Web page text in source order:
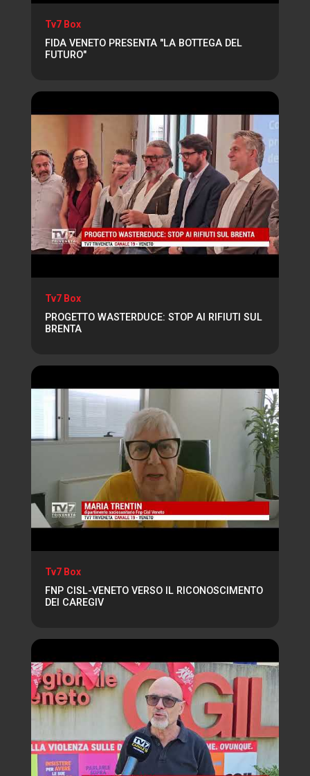
Tv7 Box
FIDA VENETO PRESENTA "LA BOTTEGA DEL
FUTURO"
Tv7 Box
PROGETTO WASTERDUCE: STOP AI RIFIUTI SUL
BRENTA
Tv7 Box
FNP CISL-VENETO VERSO IL RICONOSCIMENTO
DEI CAREGIV